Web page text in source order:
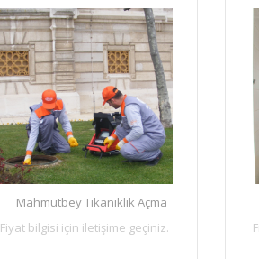
Mahmutbey Tıkanıklık Açma
Fiyat bilgisi için iletişime geçiniz.